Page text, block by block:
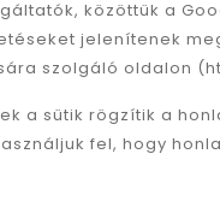
közöttük a
jelenítenek
szolgáló oldalon
a sütik rögzítik a
fel, hogy